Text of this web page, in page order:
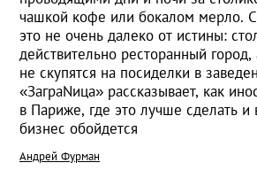
чашкой кофе или бокалом мерло.
это не очень далеко от истины:
действительно ресторанный
не скупятся на посиделки в
«ЗаграNица» рассказывает, как
в Париже, где это лучше сделать и
бизнес обойдется
Андрей Фурман